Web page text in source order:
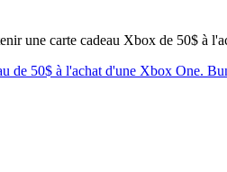
une carte cadeau Xbox de 50$ à
de 50$ à l'achat d'une Xbox One.